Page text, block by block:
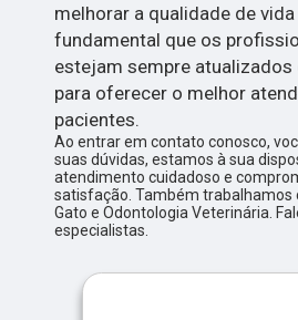
melhorar a qualidade de
fundamental que os
estejam sempre atualizados
para oferecer o melhor
pacientes.
Ao entrar em contato conosco,
suas dúvidas, estamos à sua
atendimento cuidadoso e
satisfação. Também trabalhamos
Gato e Odontologia Veterinária.
especialistas.